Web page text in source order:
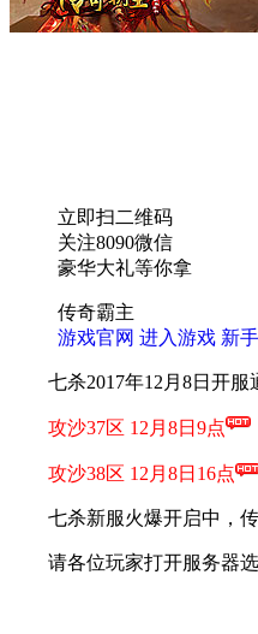
立即扫二维码
关注8090微信
豪华大礼等你拿
传奇霸主
游戏官网 进入游戏 新
七杀2017年12月8日开服
攻沙37区 12月8日9点
攻沙38区 12月8日16点
七杀新服火爆开启中，传
请各位玩家打开服务器选